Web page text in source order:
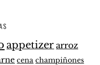
appetizer arroz
cena champiñones